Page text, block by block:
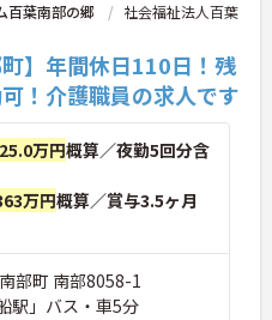
百葉南部の郷
社会福祉法人百葉
町】年間休日110日！残
！介護職員の求人です
万円概算／夜勤5回分含
万円概算／賞与3.5ヶ月
部町 南部8058-1
駅」バス・車5分